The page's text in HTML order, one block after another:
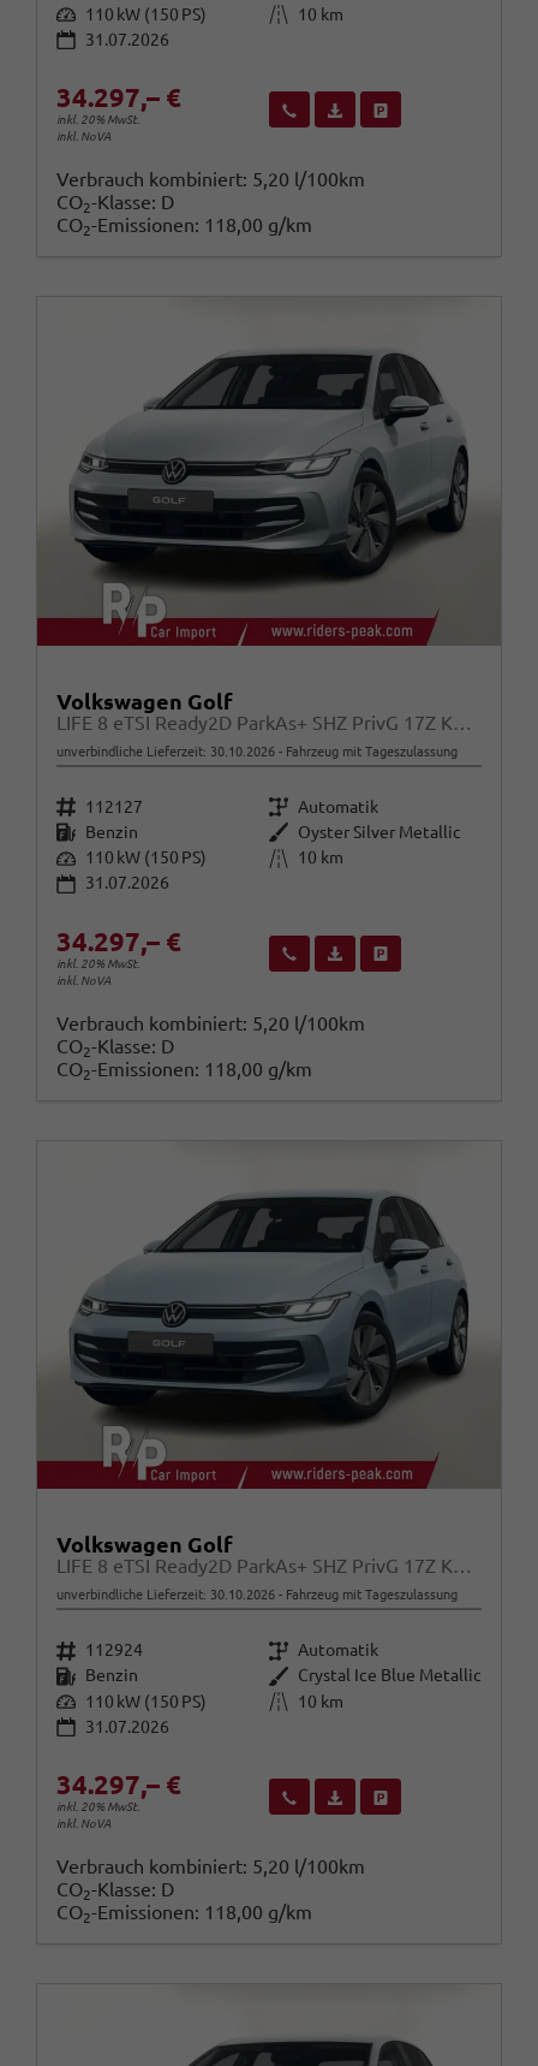
Leistung 110 kW (150 PS) Kilometerstand
10 km
31.07.2026
34.297,– €
inkl. 20% MwSt.
inkl. NoVA
Wir rufen Sie anFahrzeugexposé (PDF)
Verbrauch kombiniert: 5,20 l/100km
CO2-Klasse: D
CO2-Emissionen: 118,00 g/km
Volkswagen Golf
unverbindliche Lieferzeit: 30.10.2026 Fahrzeug mit Tageszulassung
Fahrzeugnr. 112127 Getriebe Automatik
Kraftstoff Benzin Außenfarbe
Oyster Silver Metallic
Leistung 110 kW (150 PS) Kilometerstand
10 km
31.07.2026
34.297,– €
inkl. 20% MwSt.
inkl. NoVA
Wir rufen Sie anFahrzeugexposé (PDF)
Verbrauch kombiniert: 5,20 l/100km
CO2-Klasse: D
CO2-Emissionen: 118,00 g/km
Volkswagen Golf
LIFE 8 eTSI Ready2D ParkAs+ SHZ PrivG 17Z KeyL
unverbindliche Lieferzeit: 30.10.2026 Fahrzeug mit Tageszulassung
Fahrzeugnr. 112924 Getriebe Automatik
Kraftstoff Benzin Außenfarbe Crystal Ice Blue Metallic
Leistung 110 kW (150 PS) Kilometerstand
10 km
31.07.2026
34.297,– €
inkl. 20% MwSt.
inkl. NoVA
Wir rufen Sie anFahrzeugexposé (PDF)
Verbrauch kombiniert: 5,20 l/100km
CO2-Klasse: D
CO2-Emissionen: 118,00 g/km